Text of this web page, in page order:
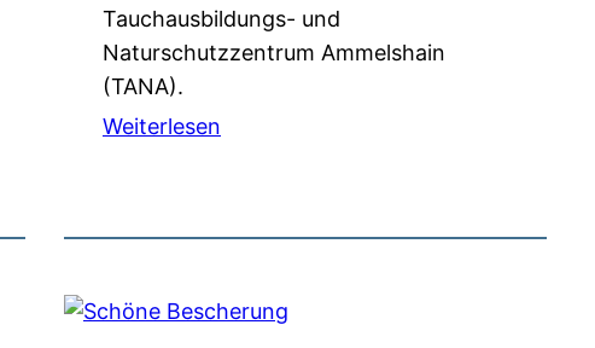
Tauchausbildungs- und
Naturschutzzentrum Ammelshain
(TANA).
Weiterlesen